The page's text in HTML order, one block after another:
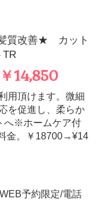
髪質改善★ カット
TR
14,850
用頂けます。微細
を促進し、柔らか
へ※ホームケア付
金。￥18700→¥14
予約限定/電話